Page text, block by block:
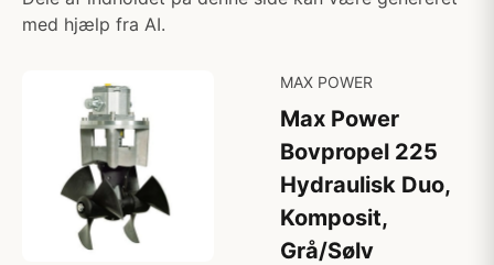
med hjælp fra AI.
MAX POWER
Max Power
Bovpropel 225
Hydraulisk Duo,
Komposit,
Grå/Sølv